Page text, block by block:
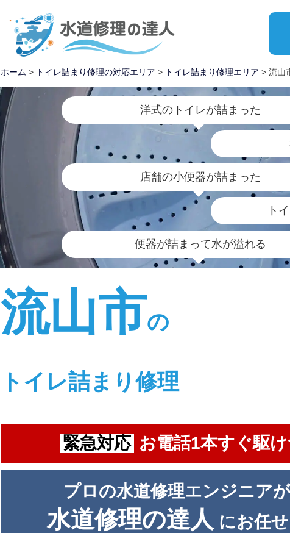
ホーム > トイレ詰まり修理の対応エリア > トイレ詰まり修理エリア > 流山
洋式のトイレが詰まった
店舗の小便器が詰まった
ト
便器が詰まって水が溢れる
流山市の
トイレ詰まり修理
緊急対応 お電話1本すぐ駆
プロの水道修理エンジニア
水道修理の達人 にお任